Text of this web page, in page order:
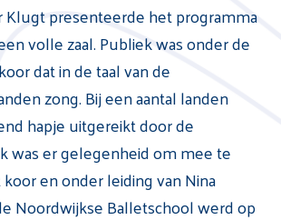
Klugt presenteerde het programma
volle zaal. Publiek was onder de
dat in de taal van de
zong. Bij een aantal landen
hapje uitgereikt door de
was er gelegenheid om mee te
en onder leiding van Nina
Noordwijkse Balletschool werd op